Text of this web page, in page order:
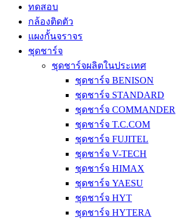
ทดสอบ
กล้องติดตัว
แผงกั้นจราจร
ชุดชาร์จ
ชุดชาร์จผลิตในประเทศ
ชุดชาร์จ BENISON
ชุดชาร์จ STANDARD
ชุดชาร์จ COMMANDER
ชุดชาร์จ T.C.COM
ชุดชาร์จ FUJITEL
ชุดชาร์จ V-TECH
ชุดชาร์จ HIMAX
ชุดชาร์จ YAESU
ชุดชาร์จ HYT
ชุดชาร์จ HYTERA